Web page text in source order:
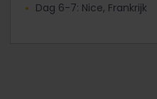
Dag 6-7: Nice, Frankrijk